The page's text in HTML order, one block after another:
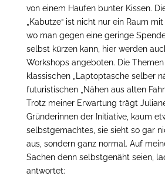
von einem Haufen bunter Kissen.
„Kabutze“ ist nicht nur ein Raum
wo man gegen eine geringe
selbst kürzen kann, hier werden
Workshops angeboten. Die
klassischen „Laptoptasche selber
futuristischen „Nähen aus alten
Trotz meiner Erwartung trägt
Gründerinnen der Initiative, kaum
selbstgemachtes, sie sieht so gar
aus, sondern ganz normal. Auf
Sachen denn selbstgenäht seien,
antwortet: